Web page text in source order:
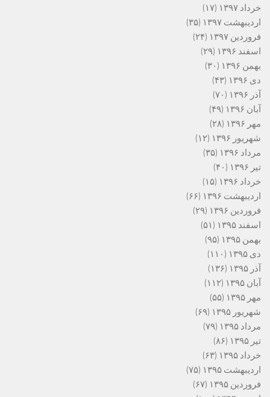
خرداد ۱۳۹۷
(۱۷)
اردیبهشت ۱۳۹۷
(۳۵)
فروردین ۱۳۹۷
(۲۴)
اسفند ۱۳۹۶
(۲۹)
بهمن ۱۳۹۶
(۳۰)
دی ۱۳۹۶
(۴۳)
آذر ۱۳۹۶
(۷۰)
آبان ۱۳۹۶
(۴۹)
مهر ۱۳۹۶
(۲۸)
شهریور ۱۳۹۶
(۱۲)
مرداد ۱۳۹۶
(۳۵)
تیر ۱۳۹۶
(۴۰)
خرداد ۱۳۹۶
(۱۵)
اردیبهشت ۱۳۹۶
(۶۶)
فروردین ۱۳۹۶
(۲۹)
اسفند ۱۳۹۵
(۵۱)
بهمن ۱۳۹۵
(۹۵)
دی ۱۳۹۵
(۱۱۰)
آذر ۱۳۹۵
(۱۳۶)
آبان ۱۳۹۵
(۱۱۲)
مهر ۱۳۹۵
(۵۵)
شهریور ۱۳۹۵
(۶۹)
مرداد ۱۳۹۵
(۷۹)
تیر ۱۳۹۵
(۸۶)
خرداد ۱۳۹۵
(۶۳)
اردیبهشت ۱۳۹۵
(۷۵)
فروردین ۱۳۹۵
(۶۷)